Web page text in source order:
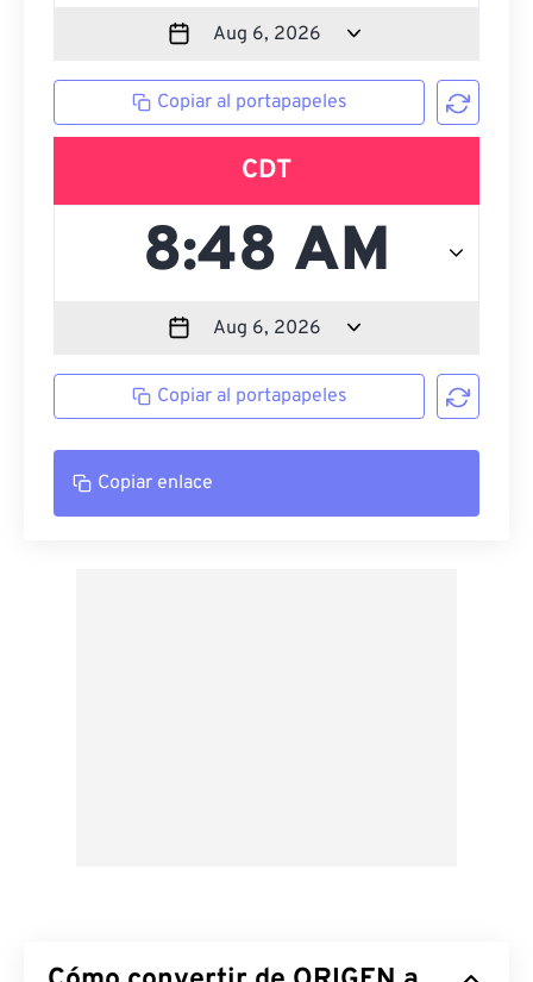
Copiar al portapapeles
CDT
Copiar al portapapeles
Copiar enlace